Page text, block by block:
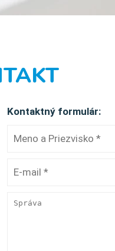
Kontaktný formulár: